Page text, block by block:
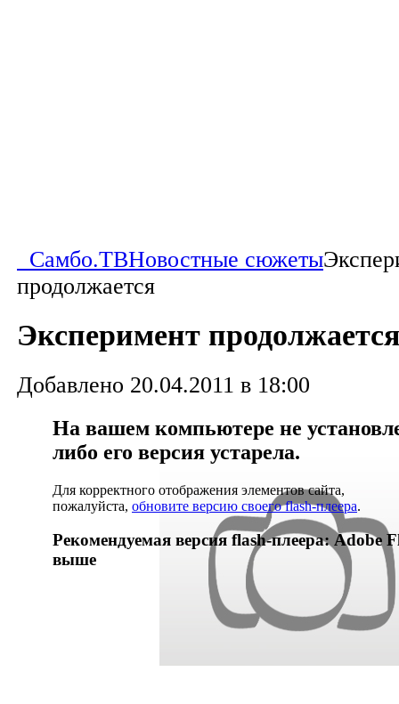
Самбо.ТВНовостные сюжеты
продолжается
Эксперимент продолжается
Добавлено 20.04.2011 в 18:00
На вашем компьютере не
либо его версия устарела.
Для корректного отображения элементов сайта,
пожалуйста, обновите версию своего flash-плеера.
Рекомендуемая версия flash-плеера: Adobe
выше